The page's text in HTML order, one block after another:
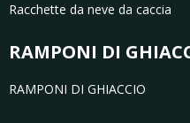
Racchette da neve da caccia
RAMPONI DI
RAMPONI DI GHIACCIO